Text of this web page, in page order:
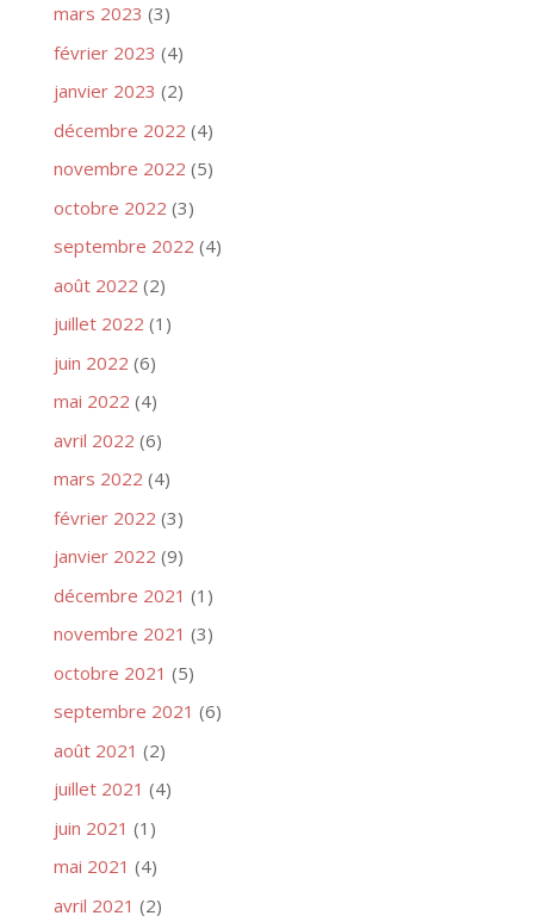
mars 2023 (3)
février 2023 (4)
janvier 2023 (2)
décembre 2022 (4)
novembre 2022 (5)
octobre 2022 (3)
septembre 2022 (4)
août 2022 (2)
juillet 2022 (1)
juin 2022 (6)
mai 2022 (4)
avril 2022 (6)
mars 2022 (4)
février 2022 (3)
janvier 2022 (9)
décembre 2021 (1)
novembre 2021 (3)
octobre 2021 (5)
septembre 2021 (6)
août 2021 (2)
juillet 2021 (4)
juin 2021 (1)
mai 2021 (4)
avril 2021 (2)